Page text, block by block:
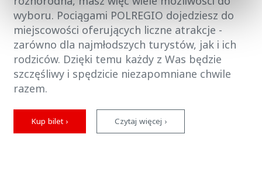
wyboru. Pociągami POLREGIO dojedziesz do
miejscowości oferujących liczne atrakcje -
zarówno dla najmłodszych turystów, jak i ich
rodziców. Dzięki temu każdy z Was będzie
szczęśliwy i spędzicie niezapomniane chwile
razem.
Kup bilet › Czytaj więcej ›